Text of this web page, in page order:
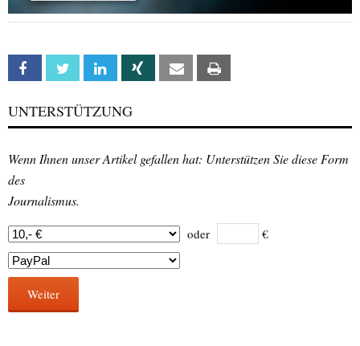
Facebook Twitter Linkedin Xing Email
UNTERSTÜTZUNG
Wenn Ihnen unser Artikel gefallen hat: Unterstützen Sie diese Form
des
Journalismus.
oder €
Weiter